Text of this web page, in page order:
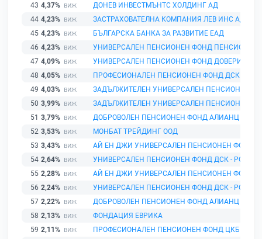
43 4,37%
ДОНЕВ ИНВЕСТМЪНТС ХОЛДИНГ АД
44 4,23%
ЗАСТРАХОВАТЕЛНА КОМПАНИЯ ЛЕВ ИНС АД
45 4,23%
БЪЛГАРСКА БАНКА ЗА РАЗВИТИЕ ЕАД
46 4,23%
УНИВЕРСАЛЕН ПЕНСИОНЕН ФОНД
47 4,09%
УНИВЕРСАЛЕН ПЕНСИОНЕН ФОНД ДОВЕРИЕ
48 4,05%
ПРОФЕСИОНАЛЕН ПЕНСИОНЕН ФОНД ДСК -
49 4,03%
ЗАДЪЛЖИТЕЛЕН УНИВЕРСАЛЕН ПЕНСИОНЕН
50 3,99%
ЗАДЪЛЖИТЕЛЕН УНИВЕРСАЛЕН ПЕНСИОНЕН
51 3,79%
ДОБРОВОЛЕН ПЕНСИОНЕН ФОНД АЛИАНЦ
52 3,53%
МОНБАТ ТРЕЙДИНГ ООД
53 3,43%
АЙ ЕН ДЖИ УНИВЕРСАЛЕН ПЕНСИОНЕН ФОНД
54 2,64%
УНИВЕРСАЛЕН ПЕНСИОНЕН ФОНД ДСК -
55 2,28%
АЙ ЕН ДЖИ УНИВЕРСАЛЕН ПЕНСИОНЕН ФОНД
56 2,24%
УНИВЕРСАЛЕН ПЕНСИОНЕН ФОНД ДСК -
57 2,22%
ДОБРОВОЛЕН ПЕНСИОНЕН ФОНД АЛИАНЦ
58 2,13%
ФОНДАЦИЯ ЕВРИКА
59 2,11%
ПРОФЕСИОНАЛЕН ПЕНСИОНЕН ФОНД ЦКБ -